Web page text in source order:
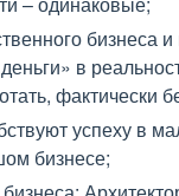
бизнеса
в
фактически
успеху в
бизнесе;